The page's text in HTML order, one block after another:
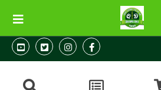
Địa chỉ: 104/31 Thành Thái,
Hotline: